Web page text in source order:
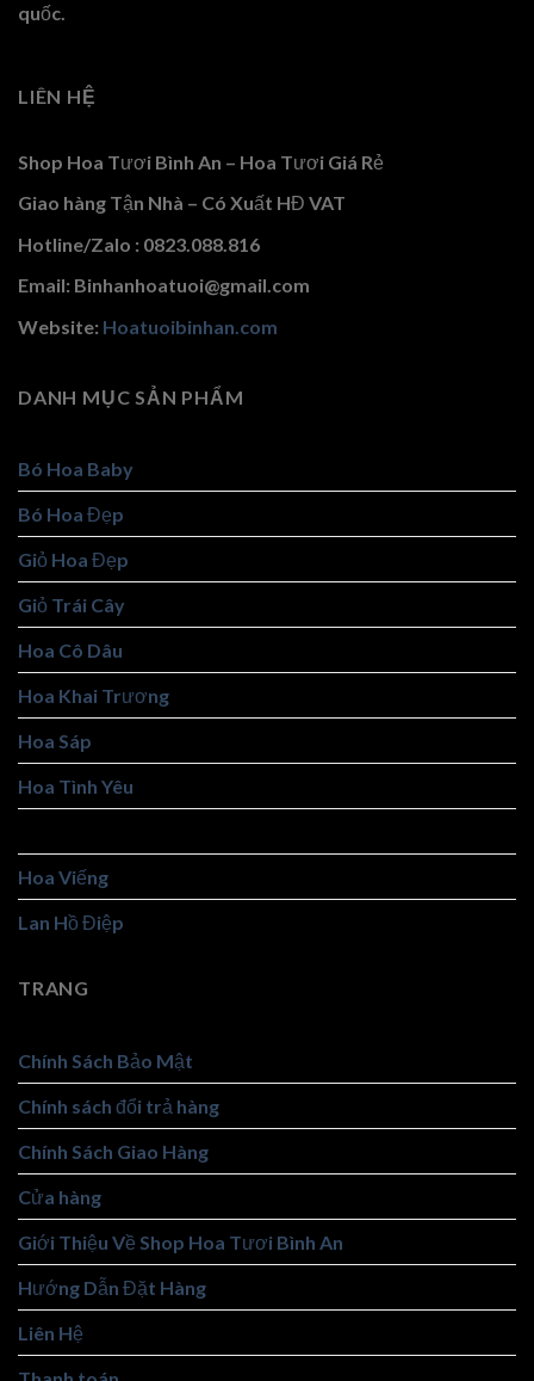
quốc.
LIÊN HỆ
Shop Hoa Tươi Bình An – Hoa Tươi Giá Rẻ
Giao hàng Tận Nhà – Có Xuất HĐ VAT
Hotline/Zalo : 0823.088.816
Email: Binhanhoatuoi@gmail.com
Website: Hoatuoibinhan.com
DANH MỤC SẢN PHẨM
Bó Hoa Baby
Bó Hoa Đẹp
Giỏ Hoa Đẹp
Giỏ Trái Cây
Hoa Cô Dâu
Hoa Khai Trương
Hoa Sáp
Hoa Tình Yêu
Hoa Viếng
Lan Hồ Điệp
TRANG
Chính Sách Bảo Mật
Chính sách đổi trả hàng
Chính Sách Giao Hàng
Cửa hàng
Giới Thiệu Về Shop Hoa Tươi Bình An
Hướng Dẫn Đặt Hàng
Liên Hệ